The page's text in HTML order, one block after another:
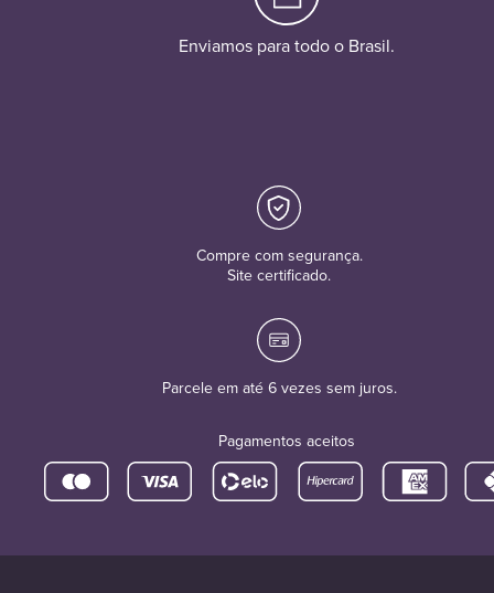
Enviamos para todo o Brasil.
Compre com segurança.
Site certificado.
Parcele em até 6 vezes sem juros.
Pagamentos aceitos